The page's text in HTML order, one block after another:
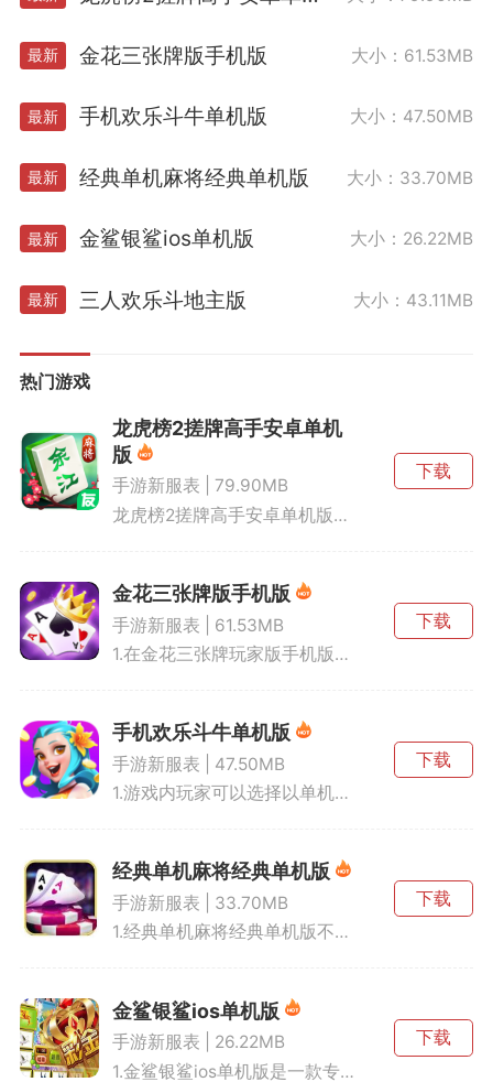
最新 金花三张牌版手机版 大小：61.53MB
最新 手机欢乐斗牛单机版 大小：47.50MB
最新 经典单机麻将经典单机版 大小：33.70MB
最新 金鲨银鲨ios单机版 大小：26.22MB
最新 三人欢乐斗地主版 大小：43.11MB
热门游戏
龙虎榜2搓牌高手安卓单机
版
手游新服表 | 79.90MB
龙虎榜2搓牌高手安卓单机版以丰富多样的游戏玩法著称，无论你是
下载
金花三张牌版手机版
手游新服表 | 61.53MB
1.在金花三张牌玩家版手机版中，游戏的核心玩法为三张组合比大
下载
手机欢乐斗牛单机版
手游新服表 | 47.50MB
1.游戏内玩家可以选择以单机模式进行，免去了网络不佳的困扰。
下载
经典单机麻将经典单机版
手游新服表 | 33.70MB
1.经典单机麻将经典单机版不仅支持四人麻将，还囊括了热门的卡
下载
金鲨银鲨ios单机版
手游新服表 | 26.22MB
1.金鲨银鲨ios单机版是一款专为喜欢游戏的玩家打造的单机游
下载